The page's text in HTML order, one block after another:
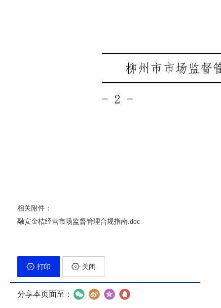
相关附件：
融安金桔经营市场监督管理合规指南.doc
打印 关闭
分享本页面至：